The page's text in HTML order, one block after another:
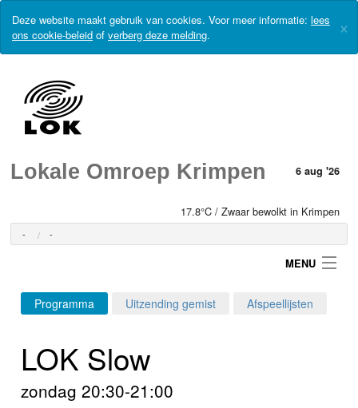
Deze website maakt gebruik van cookies. Voor meer informatie: lees
ons cookie-beleid of verberg deze melding. ×
Lokale Omroep Krimpen 6 aug '26
17.8°C / Zwaar bewolkt in Krimpen
- -
MENU
Login
Home
Programma's
Programma Uitzending gemist Afspeellijsten
LOK Slow
zondag 20:30-21:00